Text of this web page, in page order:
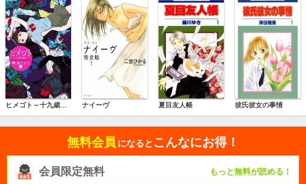
ナイーヴ 夏目友人帳 彼氏彼女の事情
無料会員 になると こんなにお得！
会員限定無料 もっと無料が読める！